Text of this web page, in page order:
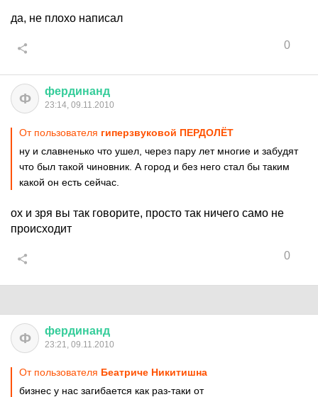
да, не плохо написал
0
Ф фердинанд
23:14, 09.11.2010
От пользователя гиперзвуковой ПЕРДОЛЁТ
ну и славненько что ушел, через пару лет многие и забудят
что был такой чиновник. А город и без него стал бы таким
какой он есть сейчас.
ох и зря вы так говорите, просто так ничего само не
происходит
0
Ф фердинанд
23:21, 09.11.2010
От пользователя Беатриче Никитишна
бизнес у нас загибается как раз-таки от